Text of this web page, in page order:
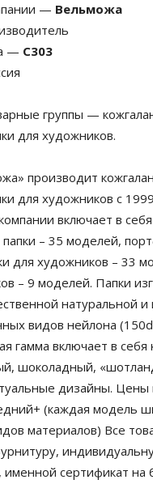
— Вельможа
— С303
группы —
для художников.
производит
для художников с
включает в
папки – 35 моделей,
для художников – 33
– 9 моделей. Папки
натуральной и
видов нейлона
гамма включает в себя
шоколадный,
дизайны. Цены
(каждая модель
материалов) Все
именной сертификат на